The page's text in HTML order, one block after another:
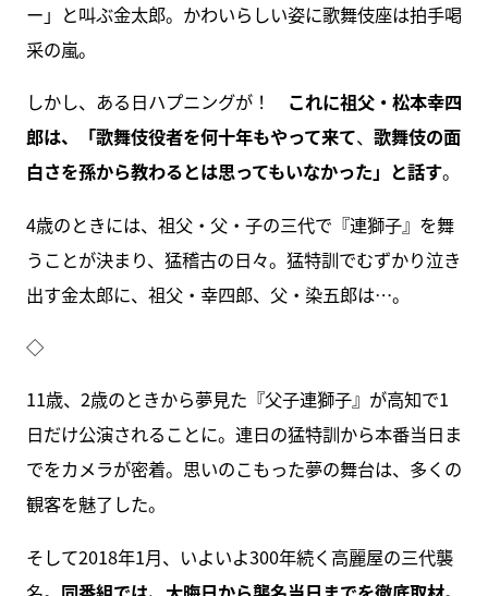
ー」と叫ぶ金太郎。かわいらしい姿に歌舞伎座は拍手喝
采の嵐。
しかし、ある日ハプニングが！ これに祖父・松本幸四
郎は、「歌舞伎役者を何十年もやって来て、 歌舞伎の面
白さを孫から教わるとは思ってもいなかった」と話す。
4歳のときには、祖父・父・子の三代で『連獅子』を舞
うことが決まり、猛稽古の日々。猛特訓でむずかり泣き
出す金太郎に、祖父・幸四郎、父・染五郎は…。
◇
11歳、2歳のときから夢見た『父子連獅子』が高知で1
日だけ公演されることに。連日の猛特訓から本番当日ま
でをカメラが密着。思いのこもった夢の舞台は、多くの
観客を魅了した。
そして2018年1月、いよいよ300年続く高麗屋の三代襲